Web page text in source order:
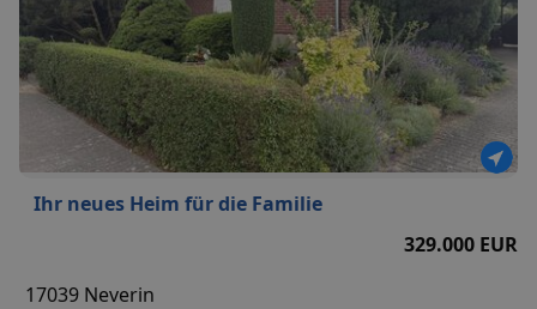
Ihr neues Heim für die Familie
329.000 EUR
17039 Neverin